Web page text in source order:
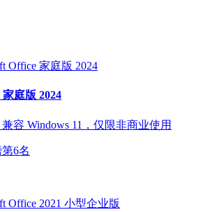
庭版 2024
容 Windows 11，仅限非商业使用
第6名